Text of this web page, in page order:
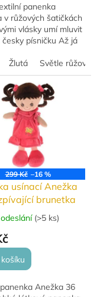
panenka
v růžových šatičkách
vlásky umí mluvit
písničku Až já
na baterie jsou
vhodná...
Žlutá Světle růžová
299 Kč –16 %
usínací Anežka
brunetka
(>5 ks)
Anežka 36